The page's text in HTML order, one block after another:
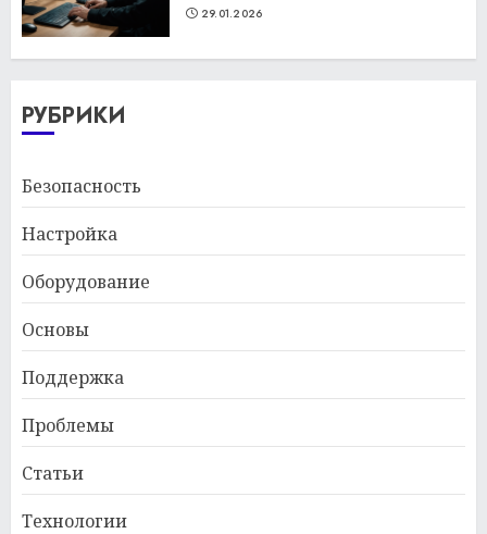
29.01.2026
РУБРИКИ
Безопасность
Настройка
Оборудование
Основы
Поддержка
Проблемы
Статьи
Технологии